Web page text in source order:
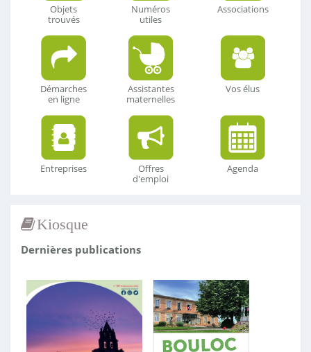
Objets
trouvés
Numéros
utiles
Associations
Démarches
en ligne
Assistantes
maternelles
Vos élus
Entreprises
Offres
d'emploi
Agenda
Kiosque
Dernières publications